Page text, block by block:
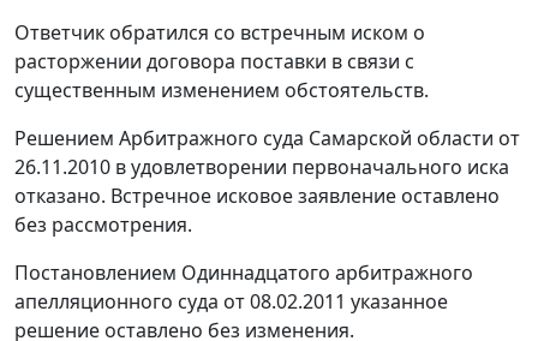
Ответчик обратился со встречным иском о
расторжении договора поставки в связи с
существенным изменением обстоятельств.
Решением Арбитражного суда Самарской области от
26.11.2010 в удовлетворении первоначального иска
отказано. Встречное исковое заявление оставлено
без рассмотрения.
Постановлением Одиннадцатого арбитражного
апелляционного суда от 08.02.2011 указанное
решение оставлено без изменения.